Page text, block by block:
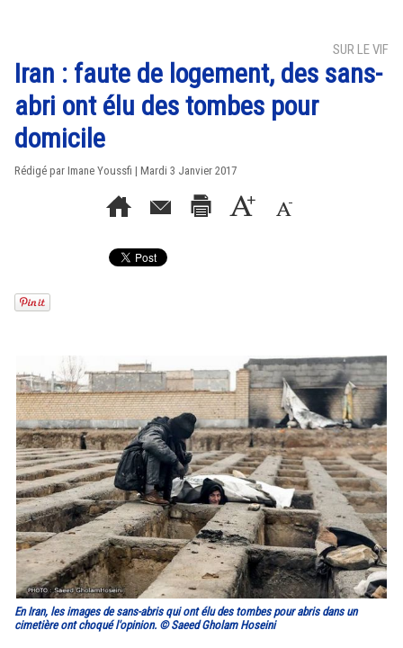
SUR LE VIF
Iran : faute de logement, des sans-
abri ont élu des tombes pour
domicile
Rédigé par Imane Youssfi | Mardi 3 Janvier 2017
En Iran, les images de sans-abris qui ont élu des tombes pour abris dans un
cimetière ont choqué l'opinion. © Saeed Gholam Hoseini